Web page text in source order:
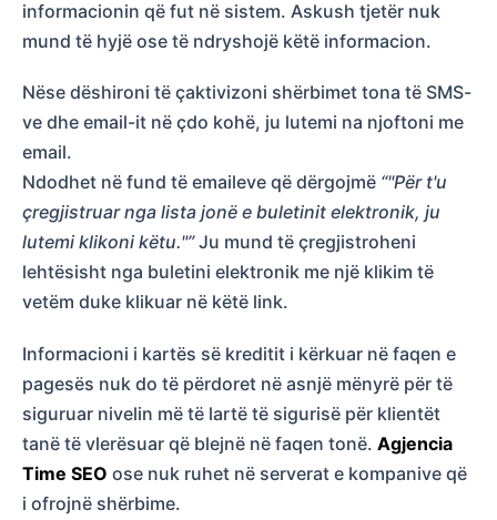
informacionin që fut në sistem. Askush tjetër nuk
mund të hyjë ose të ndryshojë këtë informacion.
Nëse dëshironi të çaktivizoni shërbimet tona të SMS-
ve dhe email-it në çdo kohë, ju lutemi na njoftoni me
email.
Ndodhet në fund të emaileve që dërgojmë “"Për t'u
çregjistruar nga lista jonë e buletinit elektronik, ju
lutemi klikoni këtu."”Ju mund të çregjistroheni
lehtësisht nga buletini elektronik me një klikim të
vetëm duke klikuar në këtë link.
Informacioni i kartës së kreditit i kërkuar në faqen e
pagesës nuk do të përdoret në asnjë mënyrë për të
siguruar nivelin më të lartë të sigurisë për klientët
tanë të vlerësuar që blejnë në faqen tonë. Agjencia
Time SEO ose nuk ruhet në serverat e kompanive që
i ofrojnë shërbime.